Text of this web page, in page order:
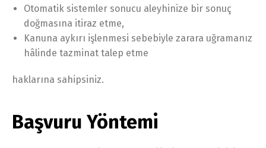
Otomatik sistemler sonucu aleyhinize bir sonuç
doğmasına itiraz etme,
Kanuna aykırı işlenmesi sebebiyle zarara uğramanız
hâlinde tazminat talep etme
haklarına sahipsiniz.
Başvuru Yöntemi